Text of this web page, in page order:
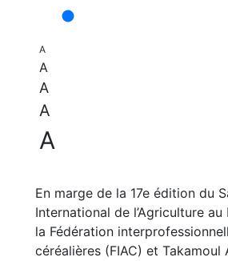
A
A
A
A
A
En marge de la 17e édition du
International de l’Agriculture au
la Fédération
céréalières (FIAC) et Takamoul